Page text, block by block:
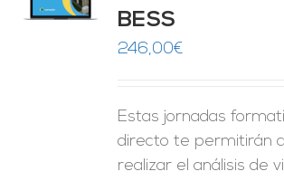
BESS
246,00€
Estas jornadas
directo te permitirán
realizar el análisis de